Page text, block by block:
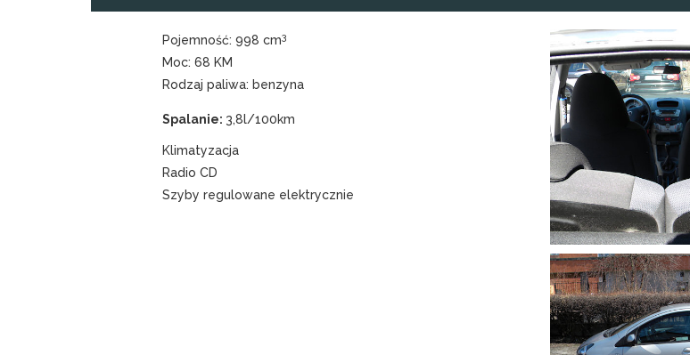
Pojemność: 998 cm3
Moc: 68 KM
Rodzaj paliwa: benzyna
3,8l/100km
Klimatyzacja
Radio CD
Szyby regulowane elektrycznie